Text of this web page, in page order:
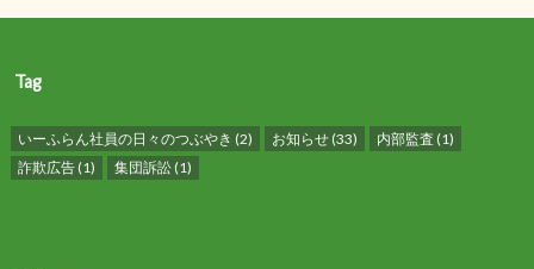
Tag
いーふらん社員の日々のつぶやき (2) お知らせ(33) 内部監査 (1)
詐欺広告(1) 集団訴訟(1)